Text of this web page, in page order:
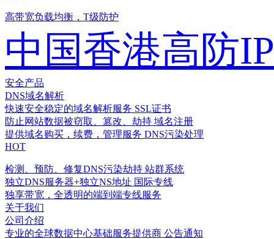
高带宽负载均衡，T级防护
中国香港高防IP
安全产品
DNS域名解析
快速安全稳定的域名解析服务 SSL证书
防止网站数据被窃取、篡改、劫持 域名注册
提供域名购买，续费，管理服务 DNS污染处理
HOT
检测、预防、修复DNS污染劫持 站群系统
独立DNS服务器+独立NS地址 国际专线
独享带宽，全透明的端到端专线服务
关于我们
公司介绍
专业的全球数据中心基础服务提供商 公告通知